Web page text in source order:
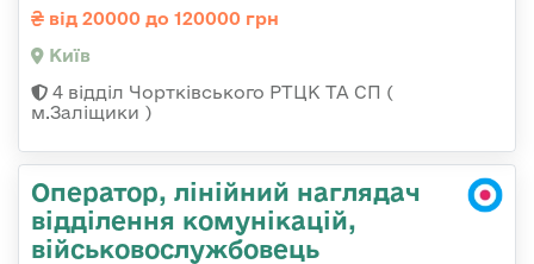
від 20000 до 120000 грн
Київ
4 відділ Чортківського РТЦК ТА СП (
м.Заліщики )
Оператор, лінійний наглядач
відділення комунікацій,
військовослужбовець